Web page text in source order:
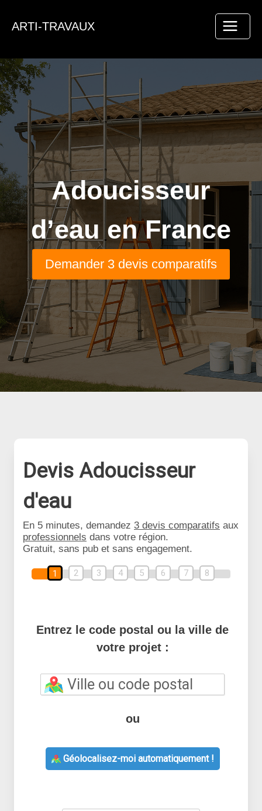
ARTI-TRAVAUX
Adoucisseur
d’eau en France
Demander 3 devis comparatifs
Devis Adoucisseur
d'eau
En 5 minutes, demandez 3 devis comparatifs aux
professionnels dans votre région.
Gratuit, sans pub et sans engagement.
1 2 3 4 5 6 7 8
Entrez le code postal ou la ville de
votre projet :
ou
Géolocalisez-moi automatiquement !